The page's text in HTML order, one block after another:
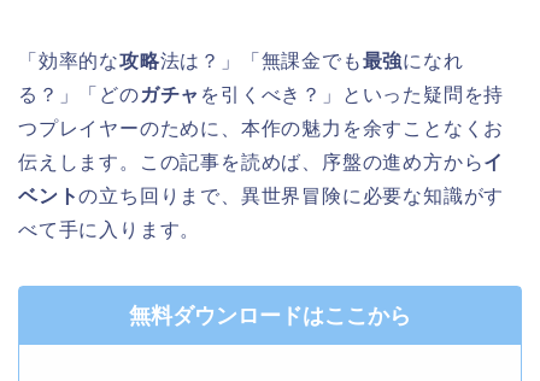
「効率的な攻略法は？」「無課金でも最強になれ
る？」「どのガチャ を引くべき？」といった疑問を持
つプレイヤーのために、本作の魅力を余すことなくお
伝えします。この記事を読めば、序盤の進め方からイ
ベントの立ち回りまで、異世界冒険に必要な知識がす
べて手に入ります。
無料ダウンロードはここから